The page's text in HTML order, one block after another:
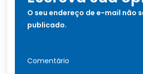
O seu endereço de e-mail não
publicado.
Comentário